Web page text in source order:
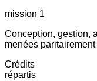
mission 1
Conception, gestion,
menées paritairement
Crédits
répartis